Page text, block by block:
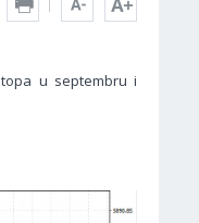
u septembru i